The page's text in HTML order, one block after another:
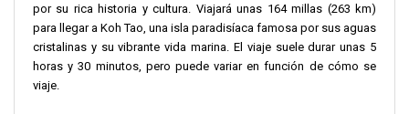
por su rica historia y cultura. Viajará unas 164 millas (263 km)
para llegar a Koh Tao, una isla paradisíaca famosa por sus aguas
cristalinas y su vibrante vida marina. El viaje suele durar unas 5
horas y 30 minutos, pero puede variar en función de cómo se
viaje.